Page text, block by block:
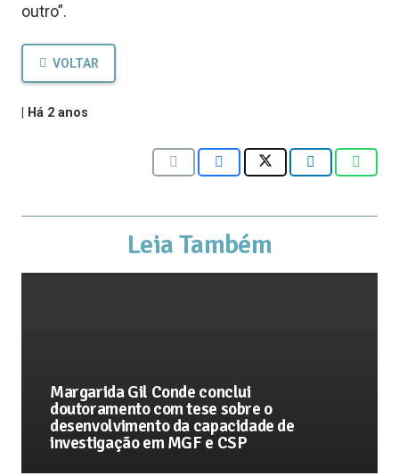
outro”.
VOLTAR
Há 2 anos
Leia Também
Margarida Gil Conde conclui
doutoramento com tese sobre o
desenvolvimento da capacidade de
investigação em MGF e CSP